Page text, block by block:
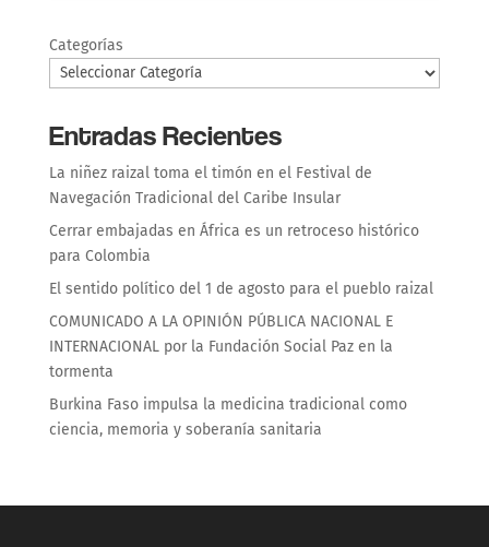
Categorías
Entradas Recientes
La niñez raizal toma el timón en el Festival de
Navegación Tradicional del Caribe Insular
Cerrar embajadas en África es un retroceso histórico
para Colombia
El sentido político del 1 de agosto para el pueblo raizal
COMUNICADO A LA OPINIÓN PÚBLICA NACIONAL E
INTERNACIONAL por la Fundación Social Paz en la
tormenta
Burkina Faso impulsa la medicina tradicional como
ciencia, memoria y soberanía sanitaria